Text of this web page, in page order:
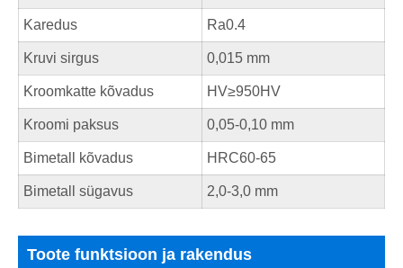
Karedus Ra0.4
Kruvi sirgus 0,015 mm
Kroomkatte kõvadus HV≥950HV
Kroomi paksus 0,05-0,10 mm
Bimetall kõvadus HRC60-65
Bimetall sügavus 2,0-3,0 mm
Toote funktsioon ja rakendus